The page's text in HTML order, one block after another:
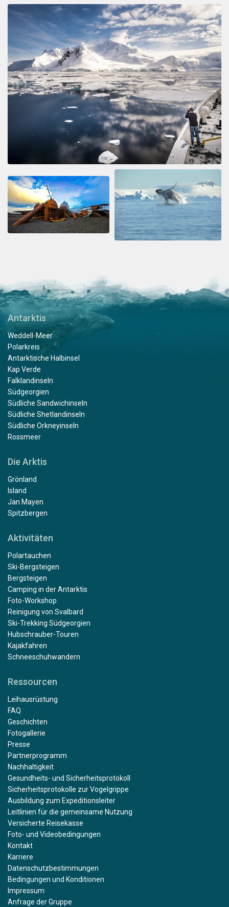
Antarktis
Weddell-Meer
Polarkreis
Antarktische Halbinsel
Kap Verde
Falklandinseln
Südgeorgien
Südliche Sandwichinseln
Südliche Shetlandinseln
Südliche Orkneyinseln
Rossmeer
Die Arktis
Grönland
Island
Jan Mayen
Spitzbergen
Aktivitäten
Polartauchen
Ski-Bergsteigen
Bergsteigen
Camping in der Antarktis
Foto-Workshop
Reinigung von Svalbard
Ski-Trekking Südgeorgien
Hubschrauber-Touren
Kajakfahren
Schneeschuhwandern
Ressourcen
Leihausrüstung
FAQ
Geschichten
Fotogallerie
Presse
Partnerprogramm
Nachhaltigkeit
Gesundheits- und Sicherheitsprotokoll
Sicherheitsprotokolle zur Vogelgrippe
Ausbildung zum Expeditionsleiter
Leitlinien für die gemeinsame Nutzung
Versicherte Reisekasse
Foto- und Videobedingungen
Kontakt
Karriere
Datenschutzbestimmungen
Bedingungen und Konditionen
Impressum
Anfrage der Gruppe